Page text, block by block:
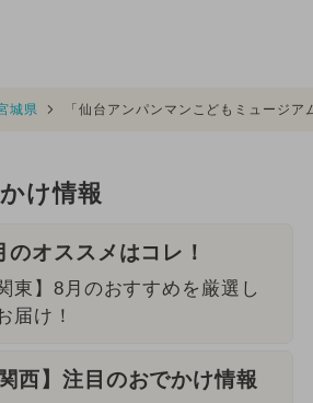
城県 「仙台アンパンマンこどもミュージ
け情報
のオススメはコレ！
関東】8月のおすすめを厳選し
届け！
関西】注目のおでかけ情報